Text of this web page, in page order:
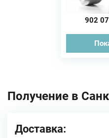
902
Получение в
Доставка: